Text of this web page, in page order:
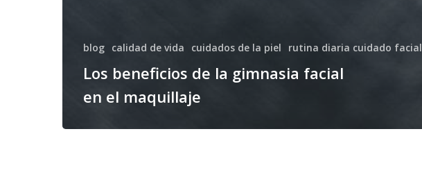
blog calidad de vida cuidados de la piel rutina diaria cuidado facial
Los beneficios de la gimnasia facial
en el maquillaje